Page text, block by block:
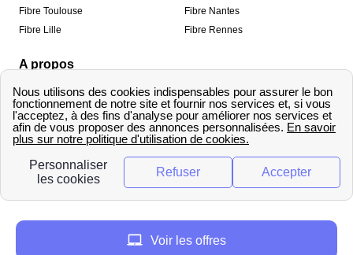
Fibre Toulouse
Fibre Lille
Fibre Nantes
Fibre Rennes
A propos
Qui sommes-nous ?
Informations de contact
Méthodologie de classement
Mentions légales
Traitement des avis
Copyright © fibre-optique-eligibilite.fr 2026 – Tous
droits réservés
Voir les offres